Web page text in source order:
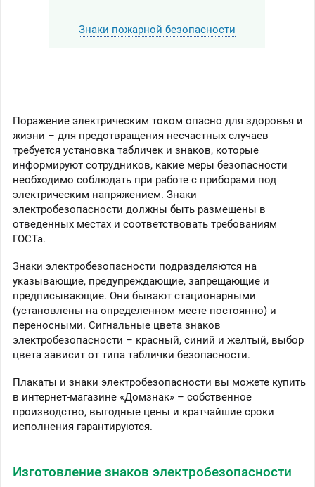
Знаки пожарной безопасности
Поражение электрическим током опасно для здоровья и
жизни – для предотвращения несчастных случаев
требуется установка табличек и знаков, которые
информируют сотрудников, какие меры безопасности
необходимо соблюдать при работе с приборами под
электрическим напряжением. Знаки
электробезопасности должны быть размещены в
отведенных местах и соответствовать требованиям
ГОСТа.
Знаки электробезопасности подразделяются на
указывающие, предупреждающие, запрещающие и
предписывающие. Они бывают стационарными
(установлены на определенном месте постоянно) и
переносными. Сигнальные цвета знаков
электробезопасности – красный, синий и желтый, выбор
цвета зависит от типа таблички безопасности.
Плакаты и знаки электробезопасности вы можете купить
в интернет-магазине «Домзнак» – собственное
производство, выгодные цены и кратчайшие сроки
исполнения гарантируются.
Изготовление знаков электробезопасности